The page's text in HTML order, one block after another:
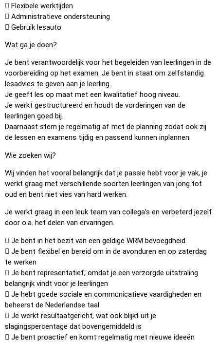
 Flexibele werktijden
 Administratieve ondersteuning
 Gebruik lesauto
Wat ga je doen?
Je bent verantwoordelijk voor het begeleiden van leerlingen in de
voorbereiding op het examen. Je bent in staat om zelfstandig
lesadvies te geven aan je leerling.
Je geeft les op maat met een kwalitatief hoog niveau.
Je werkt gestructureerd en houdt de vorderingen van de
leerlingen goed bij.
Daarnaast stem je regelmatig af met de planning zodat ook zij
de lessen en examens tijdig en passend kunnen inplannen.
Wie zoeken wij?
Wij vinden het vooral belangrijk dat je passie hebt voor je vak, je
werkt graag met verschillende soorten leerlingen van jong tot
oud en bent niet vies van hard werken.
Je werkt graag in een leuk team van collega’s en verbeterd jezelf
door o.a. het delen van ervaringen.
 Je bent in het bezit van een geldige WRM bevoegdheid
 Je bent flexibel en bereid om in de avonduren en op zaterdag
te werken
 Je bent representatief, omdat je een verzorgde uitstraling
belangrijk vindt voor je leerlingen
 Je hebt goede sociale en communicatieve vaardigheden en
beheerst de Nederlandse taal
 Je werkt resultaatgericht, wat ook blijkt uit je
slagingspercentage dat bovengemiddeld is
 Je bent proactief en komt regelmatig met nieuwe ideeën